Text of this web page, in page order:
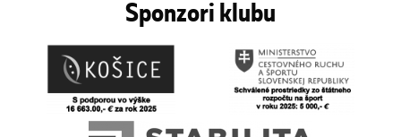
Sponzori klubu